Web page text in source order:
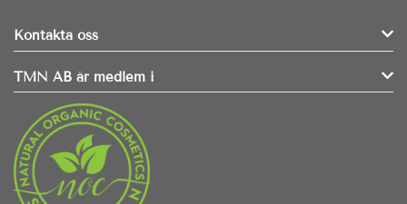
Kontakta oss
TMN AB är medlem i